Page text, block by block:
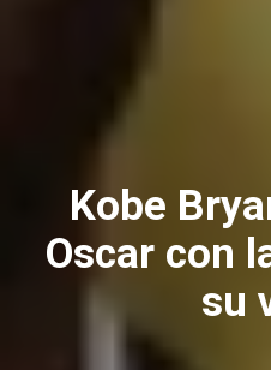
Kobe
Oscar con
su